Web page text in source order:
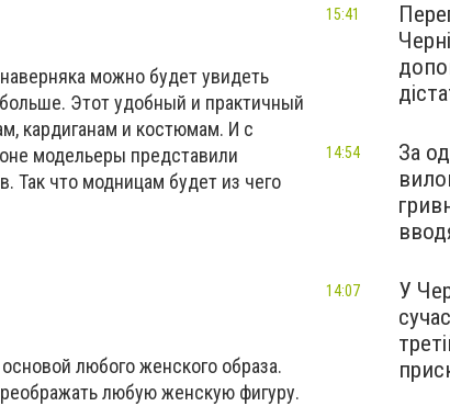
можно будет увидеть
Этот удобный и практичный
кардиганам и костюмам. И с
модельеры представили
Так что модницам будет из чего
любого женского образа.
любую женскую фигуру.
15:41
За
14:54
У
14:07